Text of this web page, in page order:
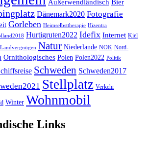
Außerwendländisch Bier
Dänemark2020 Fotografie
Gorleben Heimselbsttherapie Hizentra
Hurtigruten2022 Idefix Internet Kiel
Landvergnügen Natur Niederlande NOK Nord-
Ornithologisches Polen Polen2022 Politik
Schweden Schweden2017
Stellplatz Verkehr
Winter Wohnmobil
Links